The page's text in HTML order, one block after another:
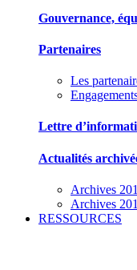
Gouvernance,
Partenaires
Les
Lettre
Actualités
Archives
Archives
RESSOURCES